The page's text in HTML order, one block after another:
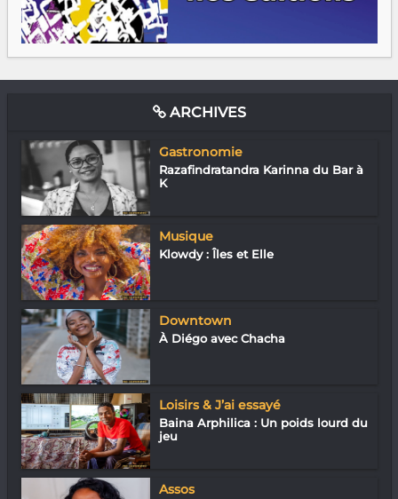
ARCHIVES
Gastronomie
Razafindratandra Karinna du Bar à
K
Musique
Klowdy : Îles et Elle
Downtown
À Diégo avec Chacha
Loisirs & J’ai essayé
Baina Arphilica : Un poids lourd du
jeu
Assos